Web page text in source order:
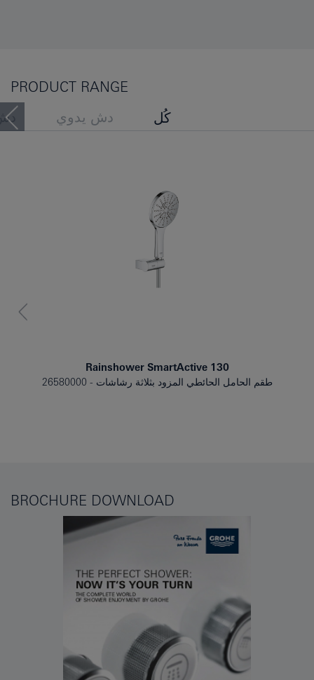
PRODUCT RANGE
كُل دش يدوي
Rainshower SmartActive 130
طقم الحامل الحائطي المزود بثلاثة رشاشات
26580000
BROCHURE DOWNLOAD